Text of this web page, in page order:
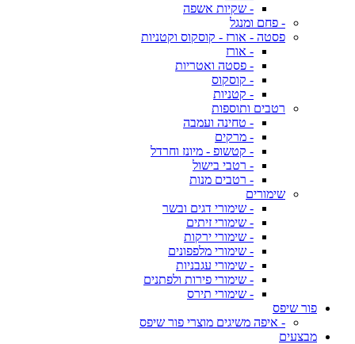
- שקיות אשפה
- פחם ומנגל
פסטה - אורז - קוסקוס וקטניות
- אורז
- פסטה ואטריות
- קוסקוס
- קטניות
רטבים ותוספות
- טחינה ועמבה
- מרקים
- קטשופ - מיונז וחרדל
- רטבי בישול
- רטבים מנות
שימורים
- שימורי דגים ובשר
- שימורי זיתים
- שימורי ירקות
- שימורי מלפפונים
- שימורי עגבניות
- שימורי פירות ולפתנים
- שימורי תירס
פור שיפס
- איפה משיגים מוצרי פור שיפס
מבצעים